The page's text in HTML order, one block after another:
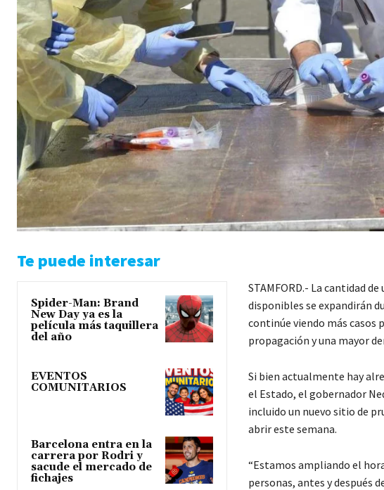
Te puede interesar
Spider-Man: Brand
New Day ya es la
película más taquillera
del año
EVENTOS
COMUNITARIOS
Barcelona entra en la
carrera por Rodri y
sacude el mercado de
fichajes
STAMFORD.- La cantidad
disponibles se expandirán
continúe viendo más casos
propagación y una mayor
Si bien actualmente hay
el Estado, el gobernador
incluido un nuevo sitio de
abrir este semana.
“Estamos ampliando el
personas, antes y después